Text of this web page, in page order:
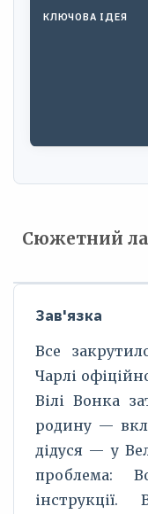
КЛЮЧОВА ІДЕЯ
Сюжетний
Зав'язка
Все
Чарлі
Вілі Вонка
родину —
дідуся — у
проблема: